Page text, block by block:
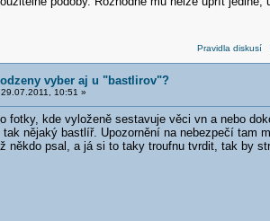
Pravidla diskusí
vyber aj u "bastlirov"?
10:51 »
fotky, kde vyloženě sestavuje věci vn a nebo
nějaký bastlíř. Upozornění na nebezpečí tam
někdo psal, a já si to taky troufnu tvrdit, tak by